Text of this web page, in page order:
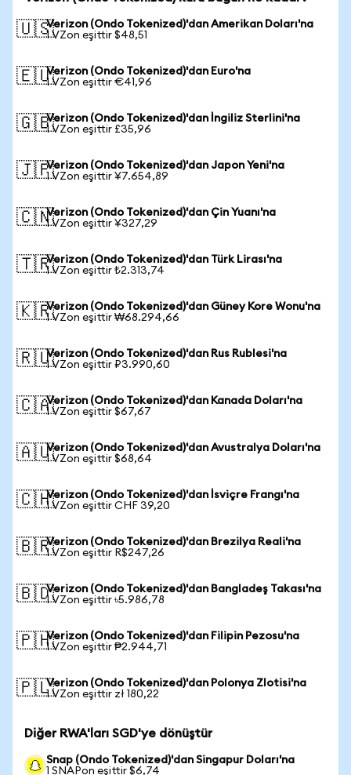
🇺🇸Verizon (Ondo Tokenized)'dan Amerikan Doları'na
1 VZon eşittir $48,51
🇪🇺Verizon (Ondo Tokenized)'dan Euro'na
1 VZon eşittir €41,96
🇬🇧Verizon (Ondo Tokenized)'dan İngiliz Sterlini'na
1 VZon eşittir £35,96
🇯🇵Verizon (Ondo Tokenized)'dan Japon Yeni'na
1 VZon eşittir ¥7.654,89
🇨🇳Verizon (Ondo Tokenized)'dan Çin Yuanı'na
1 VZon eşittir ¥327,29
🇹🇷Verizon (Ondo Tokenized)'dan Türk Lirası'na
1 VZon eşittir ₺2.313,74
🇰🇷Verizon (Ondo Tokenized)'dan Güney Kore Wonu'na
1 VZon eşittir ₩68.294,66
🇷🇺Verizon (Ondo Tokenized)'dan Rus Rublesi'na
1 VZon eşittir ₽3.990,60
🇨🇦Verizon (Ondo Tokenized)'dan Kanada Doları'na
1 VZon eşittir $67,67
🇦🇺Verizon (Ondo Tokenized)'dan Avustralya Doları'na
1 VZon eşittir $68,64
🇨🇭Verizon (Ondo Tokenized)'dan İsviçre Frangı'na
1 VZon eşittir CHF 39,20
🇧🇷Verizon (Ondo Tokenized)'dan Brezilya Reali'na
1 VZon eşittir R$247,26
🇧🇩Verizon (Ondo Tokenized)'dan Bangladeş Takası'na
1 VZon eşittir ৳5.986,78
🇵🇭Verizon (Ondo Tokenized)'dan Filipin Pezosu'na
1 VZon eşittir ₱2.944,71
🇵🇱Verizon (Ondo Tokenized)'dan Polonya Zlotisi'na
1 VZon eşittir zł 180,22
Diğer RWA'ları SGD'ye dönüştür
Snap (Ondo Tokenized)'dan Singapur Doları'na
1 SNAPon eşittir $6,74